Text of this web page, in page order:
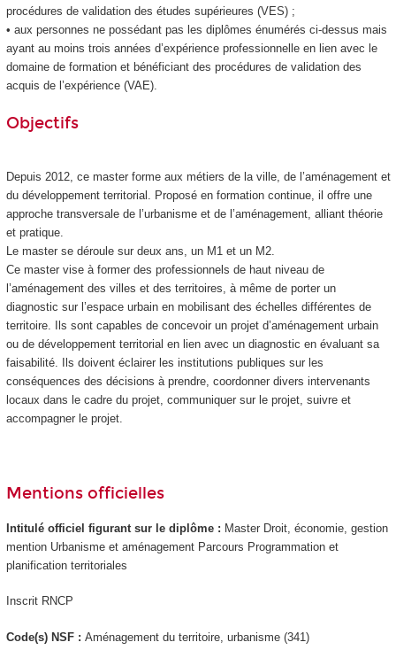
procédures de validation des études supérieures (VES) ;
• aux personnes ne possédant pas les diplômes énumérés ci-dessus mais
ayant au moins trois années d’expérience professionnelle en lien avec le
domaine de formation et bénéficiant des procédures de validation des
acquis de l’expérience (VAE).
Objectifs
Depuis 2012, ce master forme aux métiers de la ville, de l’aménagement et
du développement territorial. Proposé en formation continue, il offre une
approche transversale de l’urbanisme et de l’aménagement, alliant théorie
et pratique.
Le master se déroule sur deux ans, un M1 et un M2.
Ce master vise à former des professionnels de haut niveau de
l’aménagement des villes et des territoires, à même de porter un
diagnostic sur l’espace urbain en mobilisant des échelles différentes de
territoire. Ils sont capables de concevoir un projet d’aménagement urbain
ou de développement territorial en lien avec un diagnostic en évaluant sa
faisabilité. Ils doivent éclairer les institutions publiques sur les
conséquences des décisions à prendre, coordonner divers intervenants
locaux dans le cadre du projet, communiquer sur le projet, suivre et
accompagner le projet.
Mentions officielles
Intitulé officiel figurant sur le diplôme : Master Droit, économie, gestion
mention Urbanisme et aménagement Parcours Programmation et
planification territoriales
Inscrit RNCP
Code(s) NSF : Aménagement du territoire, urbanisme (341)